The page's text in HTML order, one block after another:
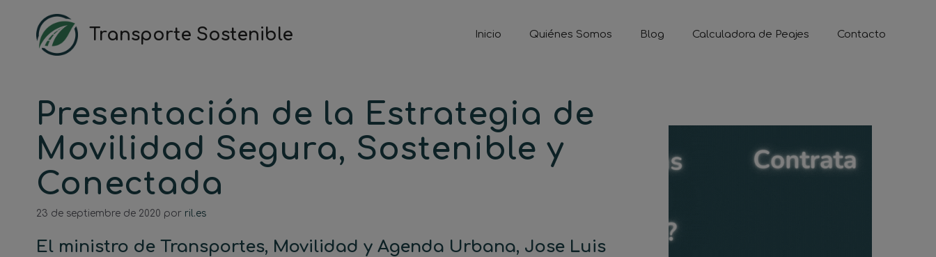
contenido
Transporte Sostenible Inicio Quiénes Somos Blog Calculadora de Peajes Contacto
Presentación de la Estrategia de
Movilidad Segura, Sostenible y
Conectada
23 de septiembre de 2020 por ril.es
El ministro de Transportes, Movilidad y Agenda Urbana, Jose Luis